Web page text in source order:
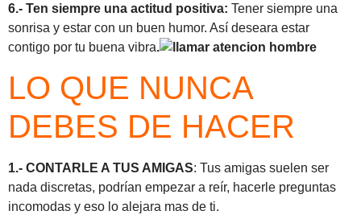
6.- Ten siempre una actitud positiva: Tener siempre una
sonrisa y estar con un buen humor. Así deseara estar
contigo por tu buena vibra.
LO QUE NUNCA
DEBES DE HACER
1.- CONTARLE A TUS AMIGAS: Tus amigas suelen ser
nada discretas, podrían empezar a reír, hacerle preguntas
incomodas y eso lo alejara mas de ti.